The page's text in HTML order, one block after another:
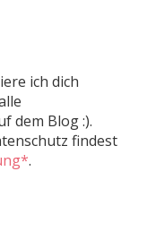
ich dich
dem Blog :).
findest
.